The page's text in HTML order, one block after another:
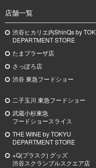
店舗一覧
渋谷ヒカリエ内ShinQs by
DEPARTMENT STORE
たまプラーザ店
さっぽろ店
渋谷 東急フードショー
二子玉川 東急フードショー
武蔵小杉東急
フードショースライス
THE WINE by TOKYU
DEPARTMENT STORE
+Q(プラスク) グッズ
渋谷スクランブルスクエア店